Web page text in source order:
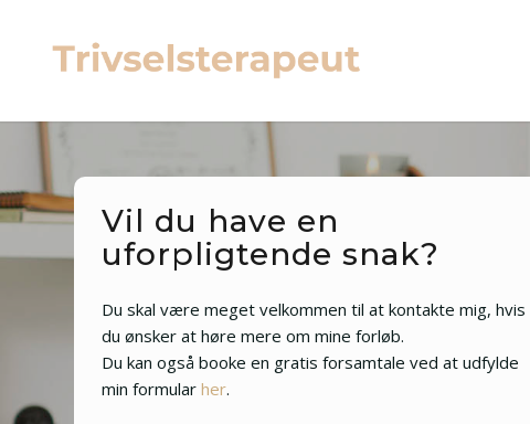
Vil du have en
uforpligtende snak?
Du skal være meget velkommen til at kontakte mig, hvis
du ønsker at høre mere om mine forløb.
Du kan også booke en gratis forsamtale ved at udfylde
min formularher.